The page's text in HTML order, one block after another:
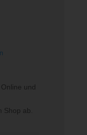
und
Shop ab.